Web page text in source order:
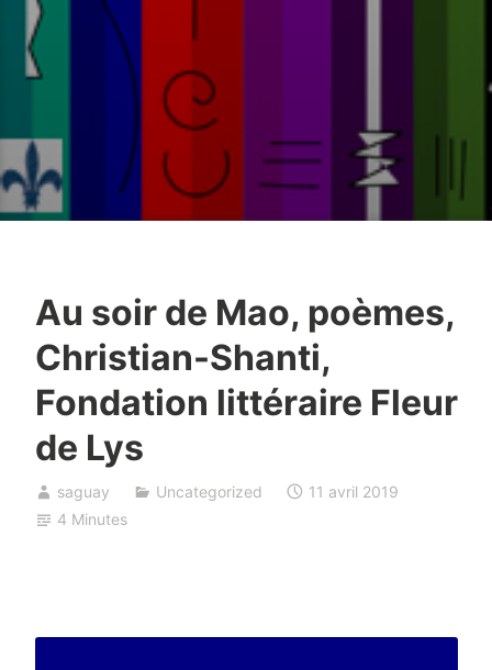
Au soir de Mao, poèmes,
Christian-Shanti,
Fondation littéraire Fleur
de Lys
saguay Uncategorized
11 avril 2019
4 Minutes